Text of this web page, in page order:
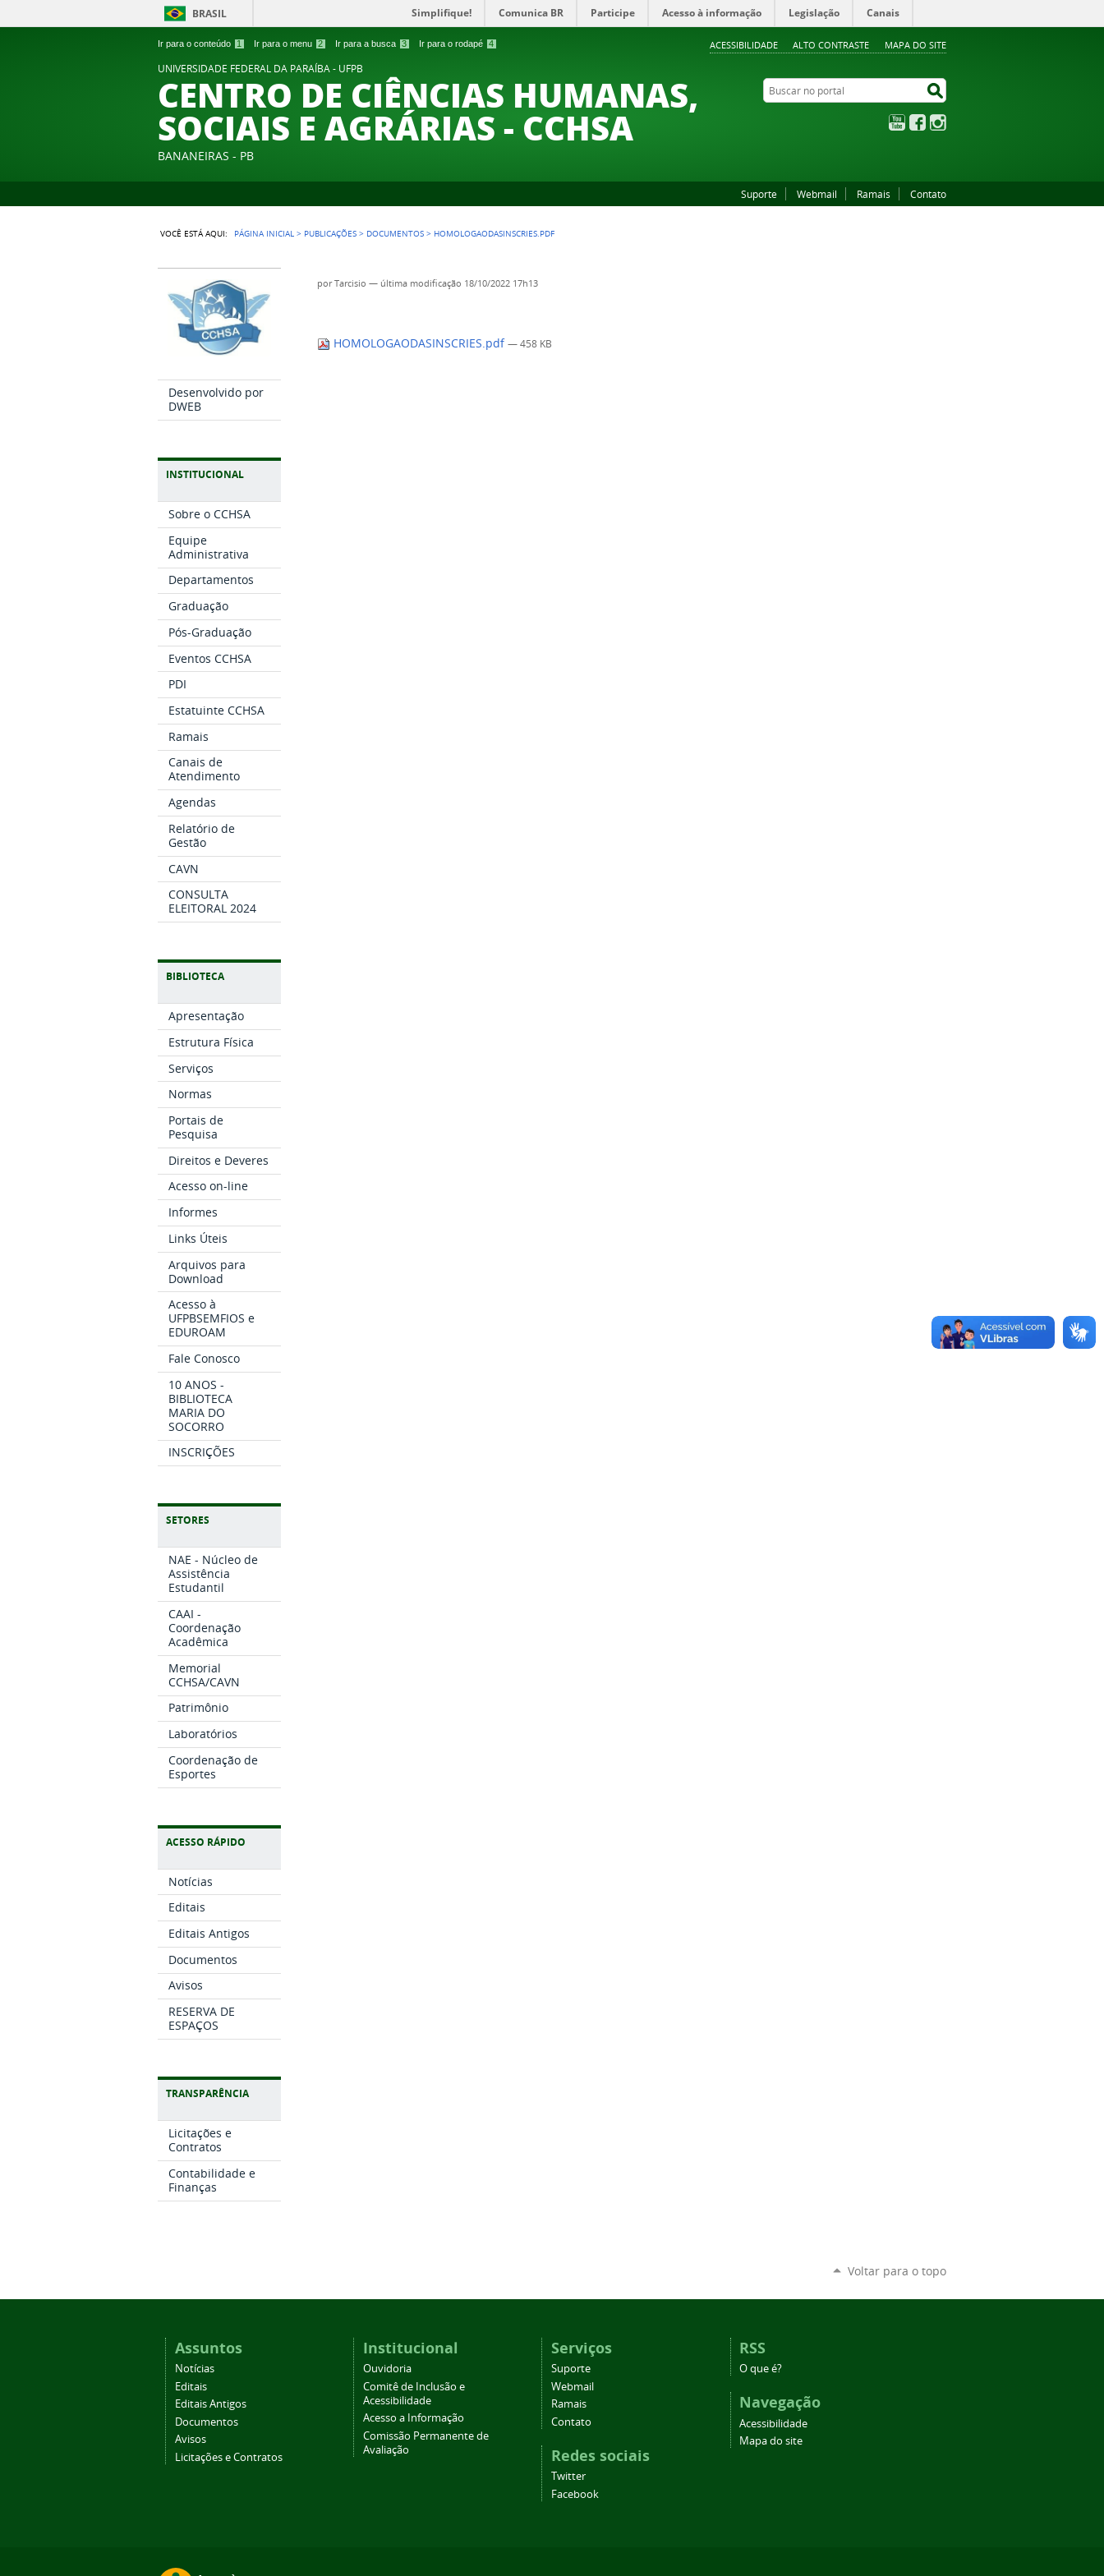
Ir para o conteúdo 1 Ir para o menu 2 Ir para a busca 3 Ir para o rodapé 4 ACESSIBILIDADE ALTO CONTRASTE MAPA DO SITE
BRASIL Simplifique! Comunica BR Participe Acesso à informação Legislação Canais
UNIVERSIDADE FEDERAL DA PARAÍBA - UFPB
CENTRO DE CIÊNCIAS HUMANAS,
SOCIAIS E AGRÁRIAS - CCHSA
BANANEIRAS - PB
Buscar no portal
YouTubeFacebook
Suporte Webmail Ramais Contato
VOCÊ ESTÁ AQUI: PÁGINA INICIAL > PUBLICAÇÕES > DOCUMENTOS > HOMOLOGAODASINSCRIES.PDF
Desenvolvido por
DWEB
INSTITUCIONAL
Sobre o CCHSA
Equipe
Administrativa
Departamentos
Graduação
Pós-Graduação
Eventos CCHSA
PDI
Estatuinte CCHSA
Ramais
Canais de
Atendimento
Agendas
Relatório de
Gestão
CAVN
CONSULTA
ELEITORAL 2024
BIBLIOTECA
Apresentação
Estrutura Física
Serviços
Normas
Portais de
Pesquisa
Direitos e Deveres
Acesso on-line
Informes
Links Úteis
Arquivos para
Download
Acesso à
UFPBSEMFIOS e
EDUROAM
Fale Conosco
10 ANOS -
BIBLIOTECA
MARIA DO
SOCORRO
INSCRIÇÕES
SETORES
NAE - Núcleo de
Assistência
Estudantil
CAAI -
Coordenação
Acadêmica
Memorial
CCHSA/CAVN
Patrimônio
Laboratórios
Coordenação de
Esportes
ACESSO RÁPIDO
Notícias
Editais
Editais Antigos
Documentos
Avisos
RESERVA DE
ESPAÇOS
TRANSPARÊNCIA
Licitações e
Contratos
Contabilidade e
Finanças
porTarcisio — última modificação 18/10/2022 17h13
HOMOLOGAODASINSCRIES.pdf— 458 KB
Voltar para o topo
Assuntos
Notícias
Editais
Editais Antigos
Documentos
Avisos
Licitações e Contratos
Institucional
Ouvidoria
Comitê de Inclusão e
Acessibilidade
Acesso a Informação
Comissão Permanente de
Avaliação
Serviços
Suporte
Webmail
Ramais
Contato
Redes sociais
Twitter
Facebook
RSS
O que é?
Navegação
Acessibilidade
Mapa do site